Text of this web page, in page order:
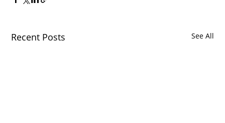
Recent Posts See All